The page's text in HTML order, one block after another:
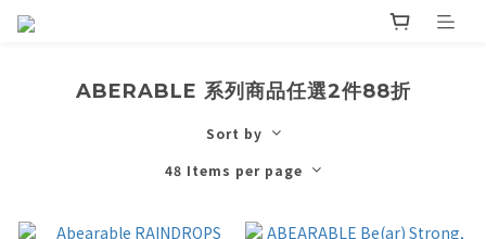
ABERABLE 系列商品任選2件88折
Sort by
48 Items per page